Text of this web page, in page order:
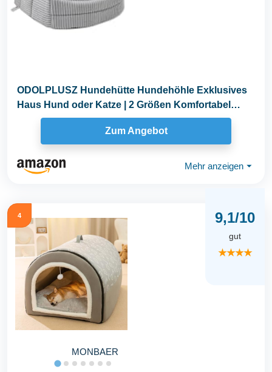
ODOLPLUSZ Hundehütte Hundehöhle Exklusives
Haus Hund oder Katze | 2 Größen Komfortabel
und...
Zum Angebot
Mehr anzeigen ⏷
4
MONBAER
9,1/10
gut
★★★★